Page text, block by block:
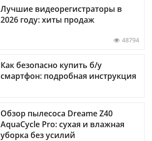
Лучшие видеорегистраторы в
2026 году: хиты продаж
48794
Как безопасно купить б/у
смартфон: подробная инструкция
Обзор пылесоса Dreame Z40
AquaCycle Pro: сухая и влажная
уборка без усилий